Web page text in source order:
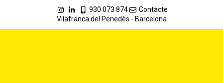
930 073 874
Contacte
Vilafranca del Penedès - Barcelona